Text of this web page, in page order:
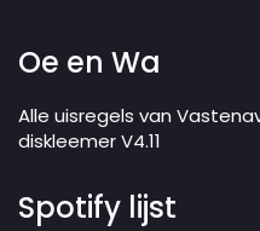
Oe en Wa
Alle uisregels van
diskleemer V4.11
Spotify lijst